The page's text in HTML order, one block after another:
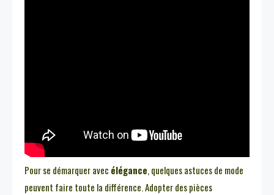
Pour se démarquer avec élégance, quelques astuces de mode
peuvent faire toute la différence. Adopter des pièces